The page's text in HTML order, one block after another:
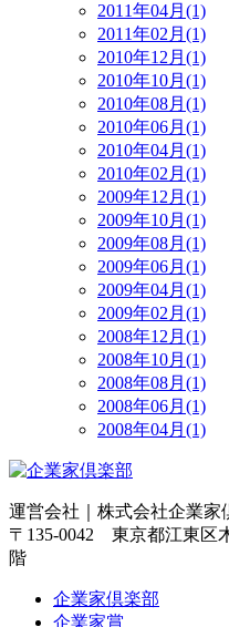
2011年04月(1)
2011年02月(1)
2010年12月(1)
2010年10月(1)
2010年08月(1)
2010年06月(1)
2010年04月(1)
2010年02月(1)
2009年12月(1)
2009年10月(1)
2009年08月(1)
2009年06月(1)
2009年04月(1)
2009年02月(1)
2008年12月(1)
2008年10月(1)
2008年08月(1)
2008年06月(1)
2008年04月(1)
運営会社｜ 株式会社企業家
〒135-0042 東京都江東区
階
企業家倶楽部
企業家賞